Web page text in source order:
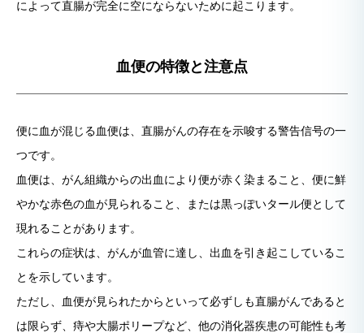
によって直腸が完全に空にならないために起こります。
血便の特徴と注意点
便に血が混じる血便は、直腸がんの存在を示唆する警告信号の一
つです。
血便は、がん組織からの出血により便が赤く染まること、便に鮮
やかな赤色の血が見られること、または黒っぽいタール便として
現れることがあります。
これらの症状は、がんが血管に達し、出血を引き起こしているこ
とを示しています。
ただし、血便が見られたからといって必ずしも直腸がんであると
は限らず、痔や大腸ポリープなど、他の消化器疾患の可能性も考